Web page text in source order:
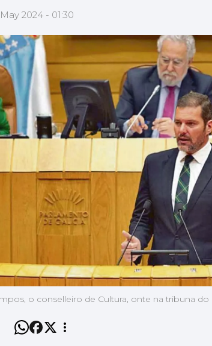
2024 - 01:30
o conselleiro de Cultura, onte na tribuna do